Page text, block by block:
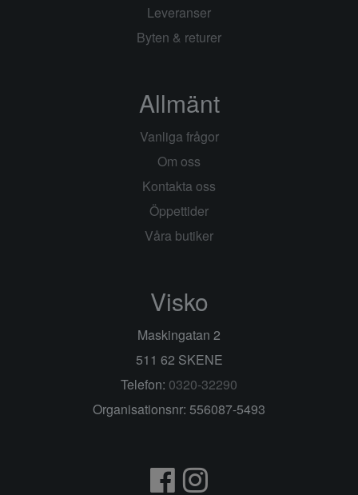
Leveranser
Byten & returer
Allmänt
Vanliga frågor
Om oss
Kontakta oss
Öppettider
Våra butiker
Visko
Maskingatan 2
511 62 SKENE
Telefon: 0320-32290
Organisationsnr: 556087-5493